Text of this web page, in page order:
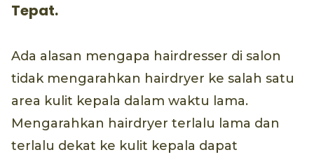
Tepat.
Ada alasan mengapa hairdresser di salon
tidak mengarahkan hairdryer ke salah satu
area kulit kepala dalam waktu lama.
Mengarahkan hairdryer terlalu lama dan
terlalu dekat ke kulit kepala dapat